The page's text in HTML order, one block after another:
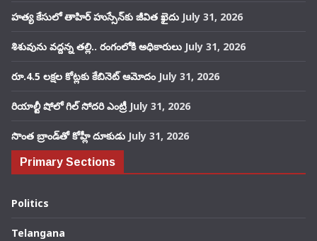
హత్య కేసులో తాహిర్ హుస్సేన్‌కు జీవిత ఖైదు July 31, 2026
శిశువును వద్దన్న తల్లి.. రంగంలోకి అధికారులు July 31, 2026
రూ.4.5 లక్షల కోట్లకు కేబినెట్ ఆమోదం July 31, 2026
రియాల్టీ షోలో గిల్ సోదరి ఎంట్రీ July 31, 2026
సొంత బ్రాండ్‌తో కోహ్లీ దూకుడు July 31, 2026
Primary Sections
Politics
Telangana